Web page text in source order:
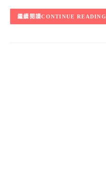
CONTINUE READING